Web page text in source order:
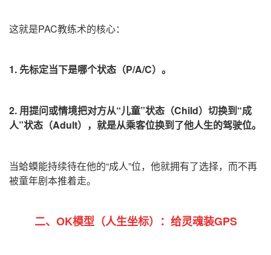
这就是PAC教练术的核心：
1. 先标定当下是哪个状态（P/A/C）。
2. 用提问或情境把对方从“儿童”状态（Child）切换到“成
人”状态（Adult），就是从乘客位换到了他人生的驾驶位。
当蛤蟆能持续待在他的“成人”位，他就拥有了选择，而不再
被童年剧本推着走。
二、OK模型（人生坐标）：给灵魂装GPS